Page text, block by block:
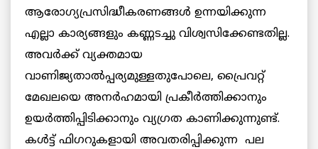
ആരോഗ്യപ്രസിദ്ധീകരണങ്ങള്‍ ഉന്നയിക്കുന്ന
എല്ലാ കാര്യങ്ങളും കണ്ണടച്ചു വിശ്വസിക്കേണ്ടതില്ല.
അവര്‍ക്ക് വ്യക്തമായ
വാണിജ്യതാല്‍പ്പര്യമുള്ളതുപോലെ, പ്രൈവറ്റ്
മേഖലയെ അനര്‍ഹമായി പ്രകീര്‍ത്തിക്കാനും
ഉയര്‍ത്തിപ്പിടിക്കാനും വ്യഗ്രത കാണിക്കുന്നുണ്ട്.
കള്‍ട്ട് ഫിഗറുകളായി അവതരിപ്പിക്കുന്ന പല